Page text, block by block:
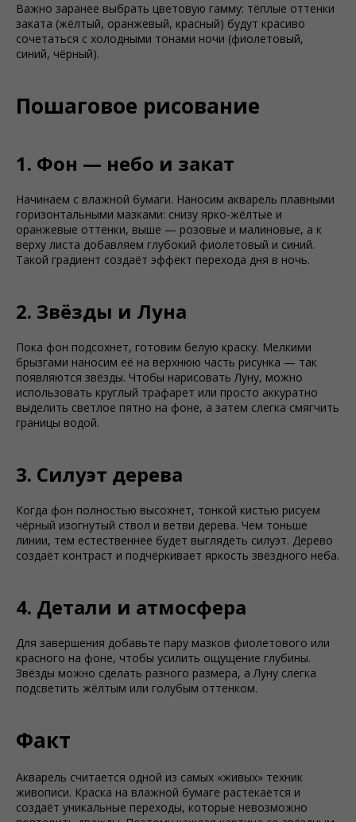
Важно заранее выбрать цветовую гамму: тёплые оттенки
заката (жёлтый, оранжевый, красный) будут красиво
сочетаться с холодными тонами ночи (фиолетовый,
синий, чёрный).
Пошаговое рисование
1. Фон — небо и закат
Начинаем с влажной бумаги. Наносим акварель плавными
горизонтальными мазками: снизу ярко-жёлтые и
оранжевые оттенки, выше — розовые и малиновые, а к
верху листа добавляем глубокий фиолетовый и синий.
Такой градиент создаёт эффект перехода дня в ночь.
2. Звёзды и Луна
Пока фон подсохнет, готовим белую краску. Мелкими
брызгами наносим её на верхнюю часть рисунка — так
появляются звёзды. Чтобы нарисовать Луну, можно
использовать круглый трафарет или просто аккуратно
выделить светлое пятно на фоне, а затем слегка смягчить
границы водой.
3. Силуэт дерева
Когда фон полностью высохнет, тонкой кистью рисуем
чёрный изогнутый ствол и ветви дерева. Чем тоньше
линии, тем естественнее будет выглядеть силуэт. Дерево
создаёт контраст и подчёркивает яркость звёздного неба.
4. Детали и атмосфера
Для завершения добавьте пару мазков фиолетового или
красного на фоне, чтобы усилить ощущение глубины.
Звёзды можно сделать разного размера, а Луну слегка
подсветить жёлтым или голубым оттенком.
Факт
Акварель считается одной из самых «живых» техник
живописи. Краска на влажной бумаге растекается и
создаёт уникальные переходы, которые невозможно